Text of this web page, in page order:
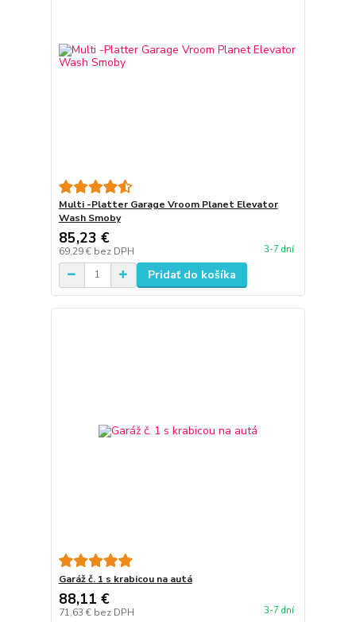
Multi -Platter Garage Vroom Planet Elevator
Wash Smoby
85,23 €
69,29 € bez DPH 3-7 dní
Pridať do košíka
Garáž č. 1 s krabicou na autá
88,11 €
71,63 € bez DPH 3-7 dní